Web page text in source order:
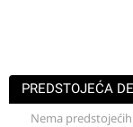
PREDSTOJEĆA
Nema